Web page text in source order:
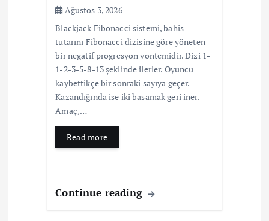
Ağustos 3, 2026
Blackjack Fibonacci sistemi, bahis
tutarını Fibonacci dizisine göre yöneten
bir negatif progresyon yöntemidir. Dizi 1-
1-2-3-5-8-13 şeklinde ilerler. Oyuncu
kaybettikçe bir sonraki sayıya geçer.
Kazandığında ise iki basamak geri iner.
Amaç,…
Read more
Continue reading